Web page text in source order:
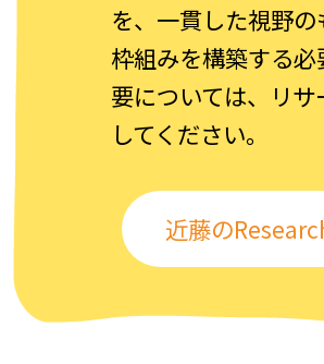
を、一貫した視野
枠組みを構築する
要については、リ
してください。
近藤の